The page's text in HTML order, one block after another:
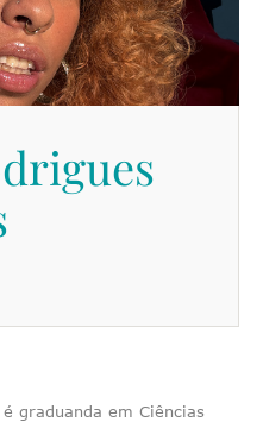
graduanda em Ciências